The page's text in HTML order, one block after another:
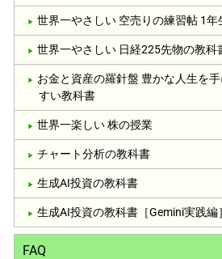
世界一やさしい 空売りの練習帖 1年
世界一やさしい 日経225先物の教科
お金と資産の羅針盤 豊かな人生を
すい教科書
世界一楽しい 株の授業
チャート分析の教科書
生成AI投資の教科書
生成AI投資の教科書［Gemini実践編
FAQ